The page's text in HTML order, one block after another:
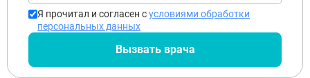
Я прочитал и согласен сусловиями обработки
персональных данных
Вызвать врача